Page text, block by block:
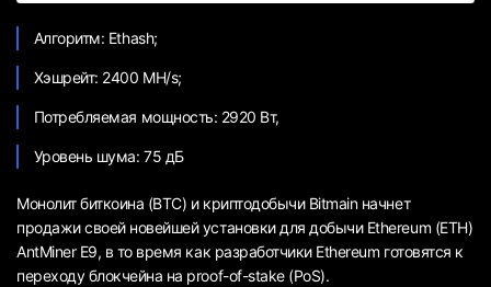
Алгоритм: Ethash;
Хэшрейт: 2400 MH/s;
Потребляемая мощность: 2920 Вт,
Уровень шума: 75 дБ
Монолит биткоина (BTC) и криптодобычи Bitmain начнет
продажи своей новейшей установки для добычи Ethereum (ETH)
AntMiner E9, в то время как разработчики Ethereum готовятся к
переходу блокчейна на proof-of-stake (PoS).